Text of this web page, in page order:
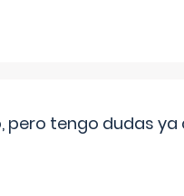
tengo dudas ya